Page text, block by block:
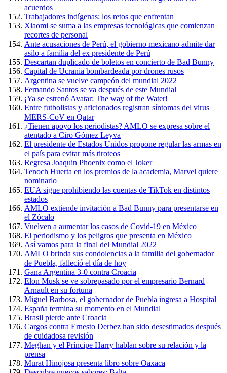
acuerdos
Trabajadores indígenas: los retos que enfrentan
Xiaomi se suma a las empresas tecnológicas que comienzan
recortes de personal
Ante acusaciones de Perú, el gobierno mexicano admite dar
asilo a familia del ex presidente de Perú
Descartan duplicado de boletos en concierto de Bad Bunny
Capital de Ucrania bombardeada por drones rusos
Argentina se vuelve campeón del mundial 2022
Fernando Santos se va después de este Mundial
¡Ya se estrenó Avatar: The way of the Water!
Entre futbolistas y aficionados registran síntomas del virus
MERS-CoV en Qatar
¿Tienen apoyo los periodistas? AMLO se expresa sobre el
atentado a Ciro Gómez Leyva
El presidente de Estados Unidos propone regular las armas en
el país para evitar más tiroteos
Regresa Joaquin Phoenix como el Joker
Tenoch Huerta en los premios de la academia, Marvel quiere
nominarlo
EUA sigue prohibiendo las cuentas de TikTok en distintos
estados
AMLO extiende invitación a Bad Bunny para presentarse en
el Zócalo
Vuelven a aumentar los casos de Covid-19 en México
El periodismo y los peligros que presenta en México
Así vamos para la final del Mundial 2022
AMLO brinda sus condolencias a la familia del gobernador
de Puebla, falleció el día de hoy
Gana Argentina 3-0 contra Croacia
Elon Musk se ve sobrepasado por el empresario Bernard
Arnault en su fortuna
Miguel Barbosa, el gobernador de Puebla ingresa a Hospital
España termina su momento en el Mundial
Brasil pierde ante Croacia
Cargos contra Ernesto Derbez han sido desestimados después
de cuidadosa revisión
Meghan y el Príncipe Harry hablan sobre su relación y la
prensa
Murat Hinojosa presenta libro sobre Oaxaca